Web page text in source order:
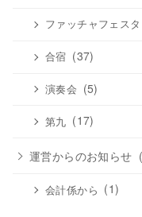
ファッチャフェスタ
合宿 (37)
演奏会 (5)
第九 (17)
運営からのお知らせ
会計係から (1)